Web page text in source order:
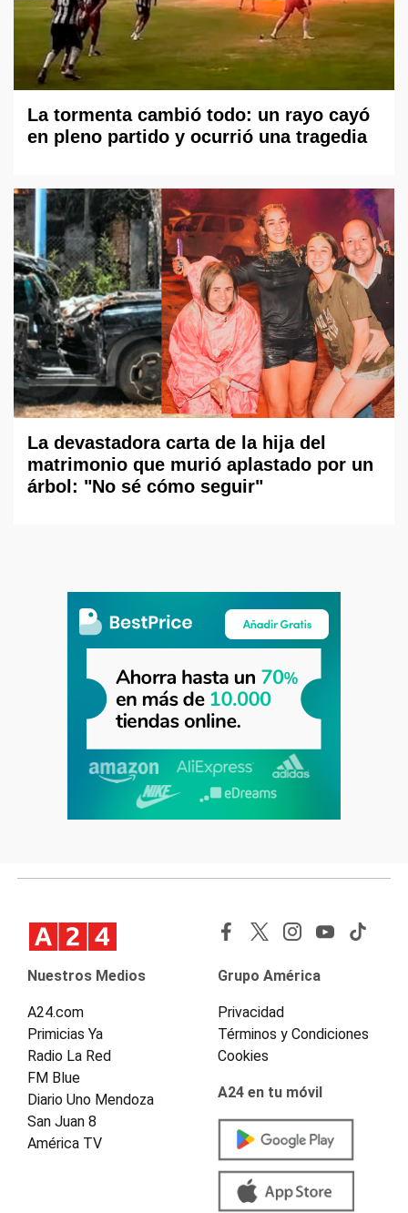
La tormenta cambió todo: un rayo cayó
en pleno partido y ocurrió una tragedia
La devastadora carta de la hija del
matrimonio que murió aplastado por un
árbol: "No sé cómo seguir"
Nuestros Medios
A24.com
Primicias Ya
Radio La Red
FM Blue
Diario Uno Mendoza
San Juan 8
América TV
Grupo América
Privacidad
Términos y Condiciones
Cookies
A24 en tu móvil